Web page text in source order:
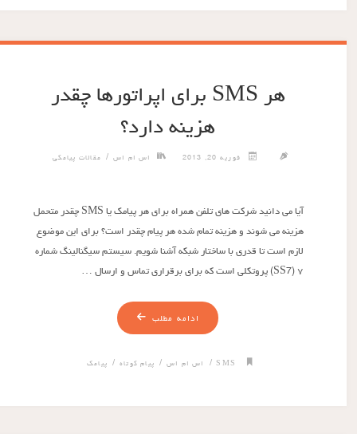
هر SMS برای اپراتورها چقدر
هزینه دارد؟
فوریه 20, 2013 اس ام اس/ مقالات پیامکی
آیا می دانید شرکت های تلفن همراه برای هر پیامک یا SMS چقدر متحمل
هزینه می شوند و هزینه تمام شده هر پیام چقدر است؟ برای این موضوع
لازم است تا قدری با ساختار شبکه آشنا شویم. سیستم سیگنالینگ شماره
ادامه مطلب
SMS
/ اس ام اس/ پیام کوتاه / پیامک